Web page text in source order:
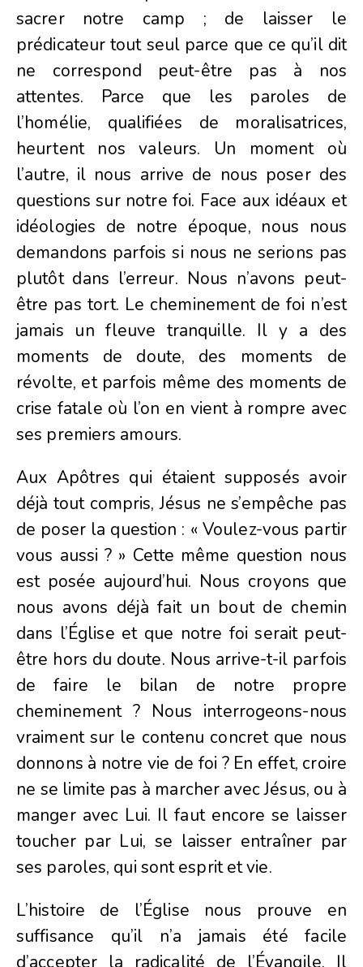
sacrer notre camp ; de laisser le
prédicateur tout seul parce que ce qu’il dit
ne correspond peut-être pas à nos
attentes. Parce que les paroles de
l’homélie, qualifiées de moralisatrices,
heurtent nos valeurs. Un moment où
l’autre, il nous arrive de nous poser des
questions sur notre foi. Face aux idéaux et
idéologies de notre époque, nous nous
demandons parfois si nous ne serions pas
plutôt dans l’erreur. Nous n’avons peut-
être pas tort. Le cheminement de foi n’est
jamais un fleuve tranquille. Il y a des
moments de doute, des moments de
révolte, et parfois même des moments de
crise fatale où l’on en vient à rompre avec
ses premiers amours.
Aux Apôtres qui étaient supposés avoir
déjà tout compris, Jésus ne s’empêche pas
de poser la question : « Voulez-vous partir
vous aussi ? » Cette même question nous
est posée aujourd’hui. Nous croyons que
nous avons déjà fait un bout de chemin
dans l’Église et que notre foi serait peut-
être hors du doute. Nous arrive-t-il parfois
de faire le bilan de notre propre
cheminement ? Nous interrogeons-nous
vraiment sur le contenu concret que nous
donnons à notre vie de foi ? En effet, croire
ne se limite pas à marcher avec Jésus, ou à
manger avec Lui. Il faut encore se laisser
toucher par Lui, se laisser entraîner par
ses paroles, qui sont esprit et vie.
L’histoire de l’Église nous prouve en
suffisance qu’il n’a jamais été facile
d’accepter la radicalité de l’Évangile. Il